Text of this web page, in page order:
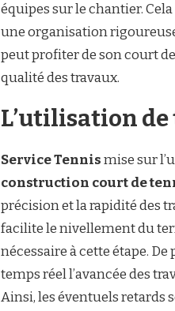
équipes sur le chantier.
une organisation
peut profiter de son court
qualité des travaux.
L’utilisation
Service Tennismise sur
construction court de
précision et la rapidité des
facilite le nivellement du
nécessaire à cette étape.
temps réel l’avancée des
Ainsi, les éventuels retards